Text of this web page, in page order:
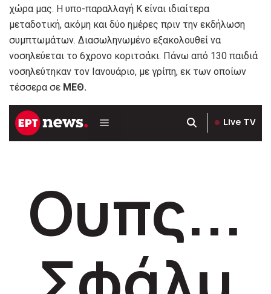
χώρα μας. Η υπο-παραλλαγή Κ είναι ιδιαίτερα
μεταδοτική, ακόμη και δύο ημέρες πριν την εκδήλωση
συμπτωμάτων. Διασωληνωμένο εξακολουθεί να
νοσηλεύεται το 6χρονο κοριτσάκι. Πάνω από 130 παιδιά
νοσηλεύτηκαν τον Ιανουάριο, με γρίπη, εκ των οποίων
τέσσερα σε ΜΕΘ.